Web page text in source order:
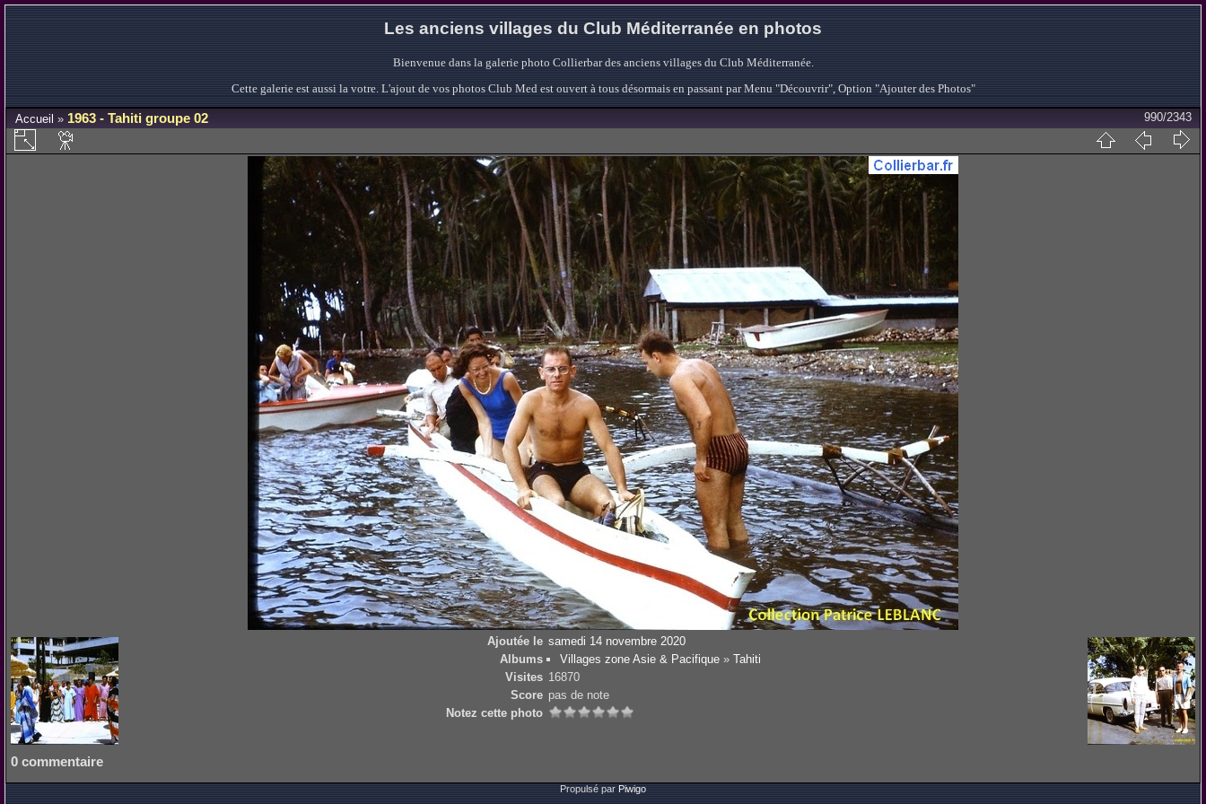
Les anciens villages du Club Méditerranée en photos
Bienvenue dans la galerie photo Collierbar des anciens villages du Club Méditerranée.
Cette galerie est aussi la votre. L'ajout de vos photos Club Med est ouvert à tous désormais en passant par Menu "Découvrir", Option "Ajouter des Photos"
Accueil » 1963 - Tahiti groupe 02 990/2343
Ajoutée le samedi 14 novembre 2020
Albums
Villages zone Asie & Pacifique» Tahiti
Visites 16870
Score pas de note
Notez cette photo
0 commentaire
Propulsé par Piwigo